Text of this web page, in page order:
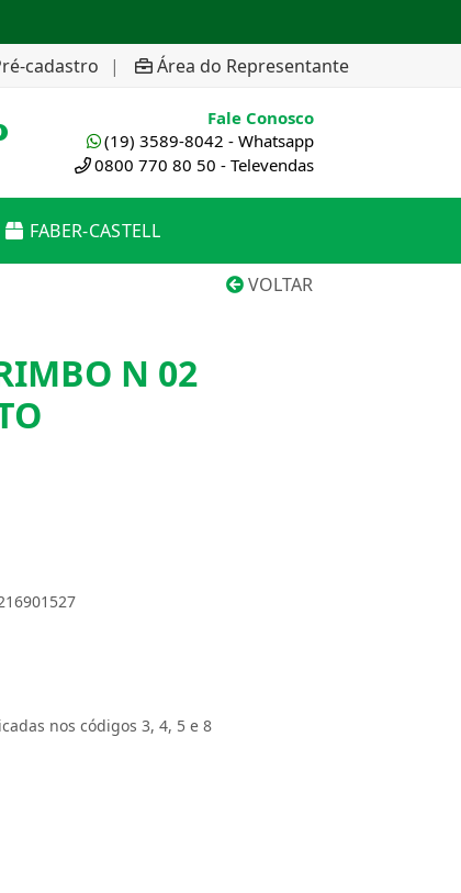
cadastro | Área do Representante
Fale Conosco
(19) 3589-8042 - Whatsapp
0800 770 80 50 - Televendas
FABER-CASTELL
VOLTAR
N 02
nos códigos 3, 4, 5 e 8